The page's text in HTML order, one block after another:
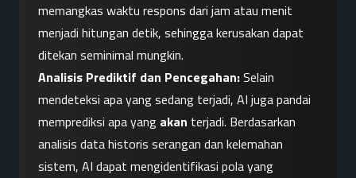
memangkas waktu respons dari jam atau menit
menjadi hitungan detik, sehingga kerusakan dapat
ditekan seminimal mungkin.
Analisis Prediktif dan Pencegahan: Selain
mendeteksi apa yang sedang terjadi, AI juga pandai
memprediksi apa yang akan terjadi. Berdasarkan
analisis data historis serangan dan kelemahan
sistem, AI dapat mengidentifikasi pola yang